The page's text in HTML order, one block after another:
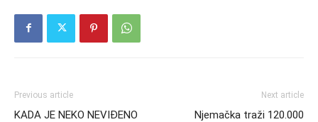
Previous article
KADA JE NEKO NEVIĐENO
Next article
Njemačka traži 120.000